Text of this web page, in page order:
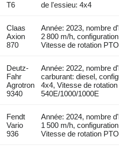
T6
de l'essieu: 4x4
Claas
Axion
870
Année: 2023, nombre
2 800 m/h,
Vitesse de rotation
Deutz-
Fahr
Agrotron
9340
Année: 2022, nombre
carburant: diesel,
4x4, Vitesse de
540E/1000/1000E
Fendt
Vario
936
Année: 2024, nombre
1 500 m/h,
Vitesse de rotation